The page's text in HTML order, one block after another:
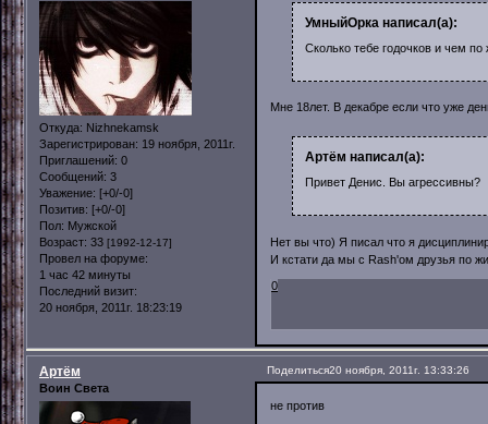
Откуда: Nizhnekamsk
Зарегистрирован: 19 ноября, 2011г.
Приглашений: 0
Сообщений: 3
Уважение: [+0/-0]
Позитив: [+0/-0]
Пол: Мужской
Возраст: 33 [1992-12-17]
Провел на форуме:
1 час 42 минуты
Последний визит:
20 ноября, 2011г. 18:23:19
УмныйОрка написал(а):
Сколько тебе годочков и чем
Мне 18лет. В декабре если что уже
Артём написал(а):
Привет Денис. Вы агрессивны?
Нет вы что) Я писал что я
И кстати да мы с Rash'ом друзья по
0
Поделиться20 ноября, 2011г. 13:33:26
Артём
Воин Света
не против